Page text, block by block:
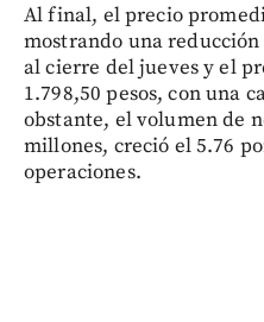
Al final, el precio
mostrando una reducción
al cierre del jueves y el
1.798,50 pesos, con una
obstante, el volumen de
millones, creció el 5.76
operaciones.